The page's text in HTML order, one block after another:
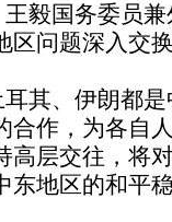
毅国务委员兼
区问题深入交
其、伊朗都是
合作，为各自
高层交往，将
东地区的和平